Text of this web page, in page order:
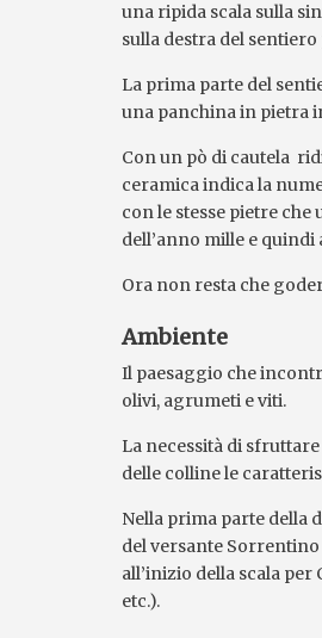
una ripida scala sulla
sulla destra del
La prima parte del
una panchina in pietra
Con un pò di cautela
ceramica indica la
con le stesse pietre
dell’anno mille e
Ora non resta che
Ambiente
Il paesaggio che
olivi, agrumeti e viti.
La necessità di
delle colline le
Nella prima parte della
del versante
all’inizio della scala
etc.).